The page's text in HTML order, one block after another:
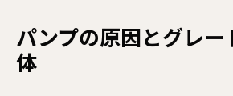
パンプの原因とグレー
体